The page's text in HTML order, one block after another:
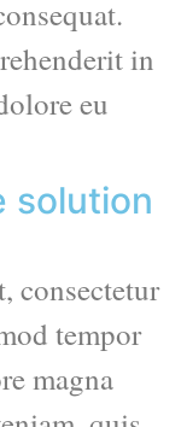
in
eu
solution
consectetur
tempor
magna